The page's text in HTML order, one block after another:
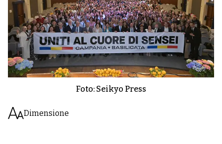
Foto: Seikyo Press
Dimensione